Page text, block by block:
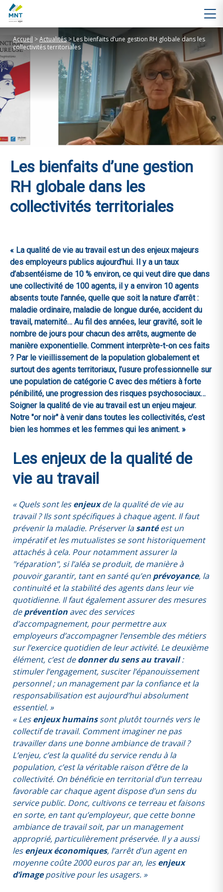
Accueil >Actualités>Les bienfaits d’une gestion RH globale dans les
collectivités territoriales
Les bienfaits d’une gestion
RH globale dans les
collectivités territoriales
« La qualité de vie au travail est un des enjeux majeurs
des employeurs publics aujourd’hui. Il y a un taux
d’absentéisme de 10 % environ, ce qui veut dire que dans
une collectivité de 100 agents, il y a environ 10 agents
absents toute l’année, quelle que soit la nature d’arrêt :
maladie ordinaire, maladie de longue durée, accident du
travail, maternité… Au fil des années, leur gravité, soit le
nombre de jours pour chacun des arrêts, augmente de
manière exponentielle. Comment interprète-t-on ces faits
? Par le vieillissement de la population globalement et
surtout des agents territoriaux, l’usure professionnelle sur
une population de catégorie C avec des métiers à forte
pénibilité, une progression des risques psychosociaux…
Soigner la qualité de vie au travail est un enjeu majeur.
Notre "or noir" à venir dans toutes les collectivités, c’est
bien les hommes et les femmes qui les animent. »
Les enjeux de la qualité de
vie au travail
« Quels sont lesenjeuxde la qualité de vie au
travail ? Ils sont spécifiques à chaque agent. Il faut
prévenir la maladie. Préserver lasantéest un
impératif et les mutualistes se sont historiquement
attachés à cela. Pour notamment assurer la
"réparation", si l’aléa se produit, de manière à
pouvoir garantir, tant en santé qu’en prévoyance, la
continuité et la stabilité des agents dans leur vie
quotidienne. Il faut également assurer des mesures
deprévention avec des services
d’accompagnement, pour permettre aux
employeurs d’accompagner l’ensemble des métiers
sur l’exercice quotidien de leur activité. Le deuxième
élément, c’est dedonner du sens au travail:
stimuler l’engagement, susciter l’épanouissement
personnel ; un management par la confiance et la
responsabilisation est aujourd’hui absolument
essentiel. »
« Lesenjeux humainssont plutôt tournés vers le
collectif de travail. Comment imaginer ne pas
travailler dans une bonne ambiance de travail ?
L’enjeu, c’est la qualité du service rendu à la
population, c’est la véritable raison d’être de la
collectivité. On bénéficie en territorial d’un terreau
favorable car chaque agent dispose d’un sens du
service public. Donc, cultivons ce terreau et faisons
en sorte, en tant qu’employeur, que cette bonne
ambiance de travail soit, par un management
approprié, particulièrement préservée. Il y a aussi
lesenjeux économiques, l’arrêt d’un agent en
moyenne coûte 2000 euros par an, lesenjeux
d’imagepositive pour les usagers. »